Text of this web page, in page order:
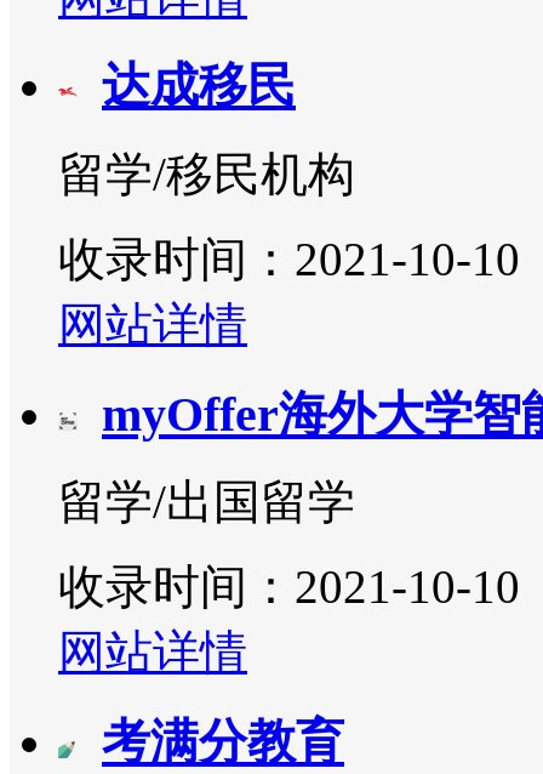
达成移民
留学/移民机构
收录时间：2021-10-10
网站详情
myOffer海外大学智
留学/出国留学
收录时间：2021-10-10
网站详情
考满分教育